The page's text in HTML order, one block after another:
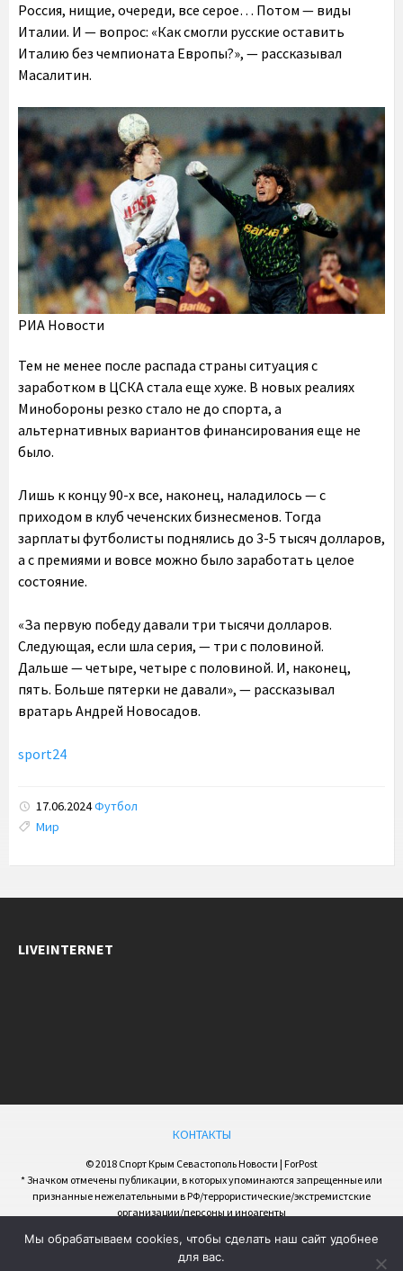
Россия, нищие, очереди, все серое… Потом — виды
Италии. И — вопрос: «Как смогли русские оставить
Италию без чемпионата Европы?», — рассказывал
Масалитин.
РИА Новости
Тем не менее после распада страны ситуация с
заработком в ЦСКА стала еще хуже. В новых реалиях
Минобороны резко стало не до спорта, а
альтернативных вариантов финансирования еще не
было.
Лишь к концу 90-х все, наконец, наладилось — с
приходом в клуб чеченских бизнесменов. Тогда
зарплаты футболисты поднялись до 3-5 тысяч долларов,
а с премиями и вовсе можно было заработать целое
состояние.
«За первую победу давали три тысячи долларов.
Следующая, если шла серия, — три с половиной.
Дальше — четыре, четыре с половиной. И, наконец,
пять. Больше пятерки не давали», — рассказывал
вратарь Андрей Новосадов.
sport24
17.06.2024Футбол
Tags:
Мир
LIVEINTERNET
КОНТАКТЫ
© 2018 Спорт Крым Севастополь Новости | ForPost
* Значком отмечены публикации, в которых упоминаются запрещенные или
признанные нежелательными в РФ/террористические/экстремистские
организации/персоны и иноагенты
Мы обрабатываем cookies, чтобы сделать наш сайт удобнее
для вас.